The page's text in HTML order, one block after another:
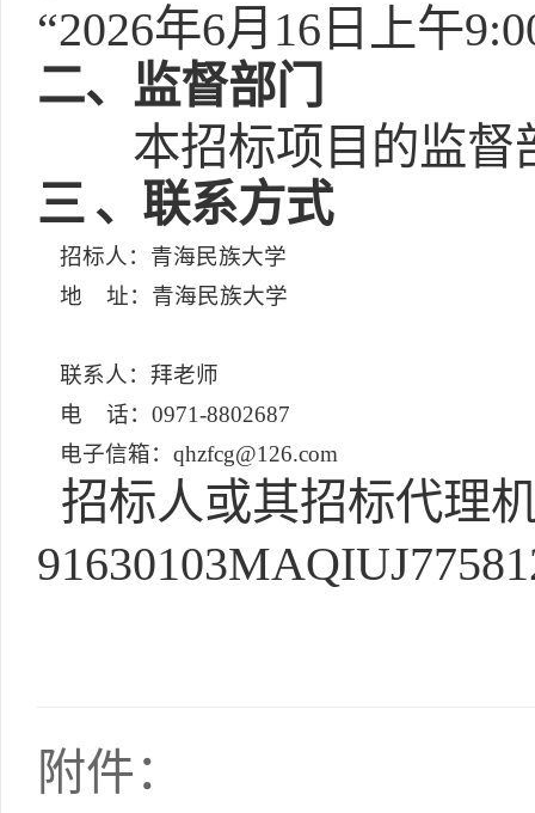
“2026年6月16日上午
二、监督部门
本招标项目的监督
三 、联系方式
招标人：青海民族大学
地 址：青海民族大学
联系人：拜老师
电 话：0971-8802687
电子信箱：qhzfcg@126.com
招标人或其招标代理
附件：